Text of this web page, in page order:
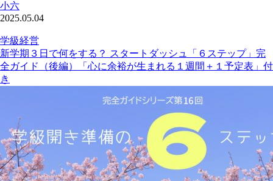
小六
2025.05.04
学級経営
新学期３日で何をする？ スタートダッシュ「６ステップ」完
全ガイド（後編）「心に余裕が生まれる１週間＋１予定表」付
き